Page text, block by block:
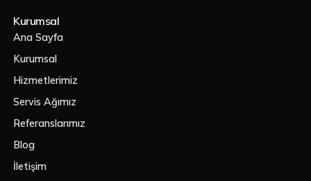
Kurumsal
Ana Sayfa
Kurumsal
Hizmetlerimiz
Servis Ağımız
Referanslarımız
Blog
İletişim